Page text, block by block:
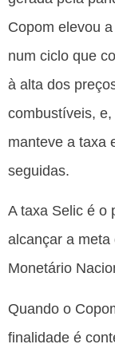
Copom elevou
num ciclo que
à alta dos
combustíveis,
manteve a taxa
seguidas.
A taxa Selic é o
alcançar a
Monetário
Quando o
finalidade é